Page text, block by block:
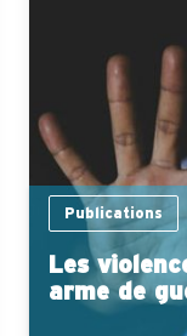
Publications
Les
arme de